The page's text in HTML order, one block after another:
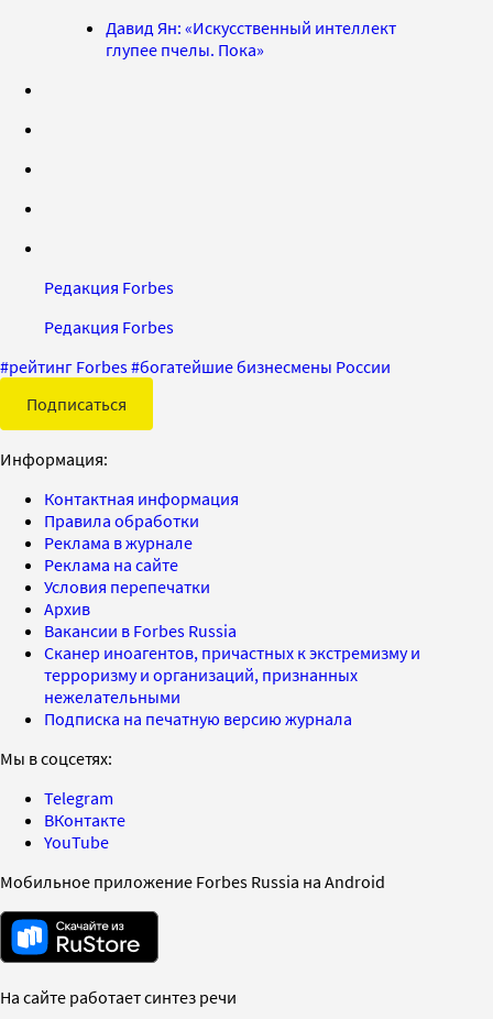
Давид Ян: «Искусственный интеллект
глупее пчелы. Пока»
Редакция Forbes
Редакция Forbes
#рейтинг Forbes#богатейшие бизнесмены России
Подписаться
Информация:
Контактная информация
Правила обработки
Реклама в журнале
Реклама на сайте
Условия перепечатки
Архив
Вакансии в Forbes Russia
Сканер иноагентов, причастных к экстремизму и
терроризму и организаций, признанных
нежелательными
Подписка на печатную версию журнала
Мы в соцсетях:
Telegram
ВКонтакте
YouTube
Мобильное приложение Forbes Russia на Android
На сайте работает синтез речи